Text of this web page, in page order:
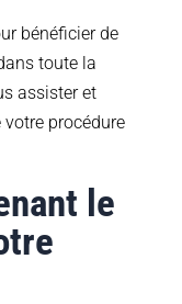
bénéficier de
toute la
assister et
procédure
le